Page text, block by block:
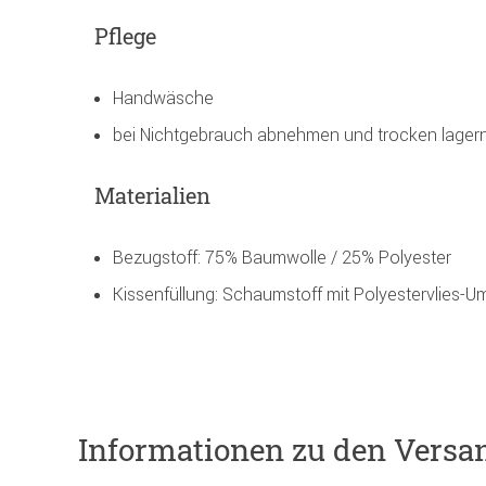
Pflege
Handwäsche
bei Nichtgebrauch abnehmen und trocken
Materialien
Bezugstoff: 75% Baumwolle / 25% Polyester
Kissenfüllung: Schaumstoff mit Polyestervlies-
Informationen zu den